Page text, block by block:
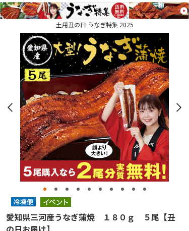
土用丑の日 うなぎ特集 2025
愛知県三河産うなぎ蒲焼 １８０ｇ ５尾【丑